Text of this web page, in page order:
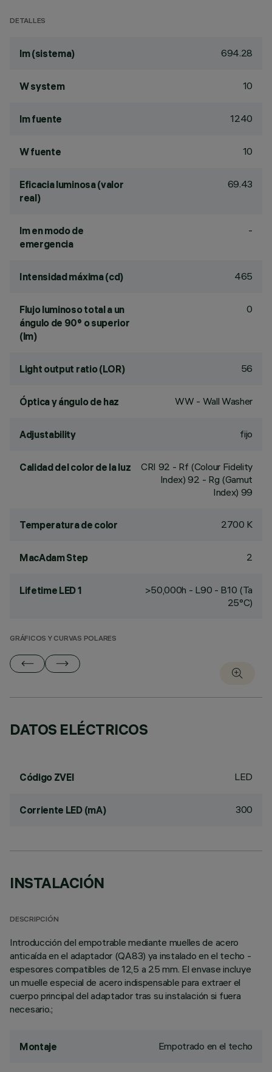
DETALLES
lm (sistema) 694.28
W system 10
lm fuente 1240
W fuente 10
Eficacia luminosa (valor
real)
69.43
lm en modo de
emergencia
-
Intensidad máxima (cd) 465
Flujo luminoso total a un
ángulo de 90° o superior
(lm)
0
Light output ratio (LOR) 56
Óptica y ángulo de haz WW - Wall Washer
Adjustability fijo
Calidad del color de la luz CRI 92 - Rf (Colour Fidelity
Index) 92 - Rg (Gamut
Index) 99
Temperatura de color 2700 K
MacAdam Step 2
Lifetime LED 1
>50,000h - L90 - B10 (Ta
25°C)
GRÁFICOS Y CURVAS POLARES
DATOS ELÉCTRICOS
Código ZVEI LED
Corriente LED (mA) 300
INSTALACIÓN
DESCRIPCIÓN
Introducción del empotrable mediante muelles de acero
anticaída en el adaptador (QA83) ya instalado en el techo -
espesores compatibles de 12,5 a 25 mm. El envase incluye
un muelle especial de acero indispensable para extraer el
cuerpo principal del adaptador tras su instalación si fuera
necesario.;
Montaje Empotrado en el techo